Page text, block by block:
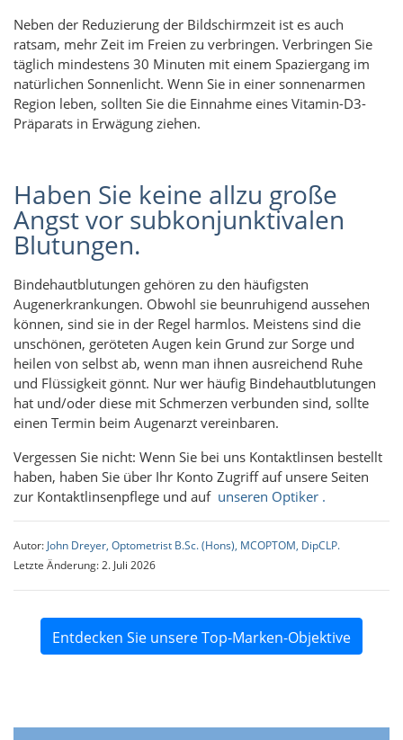
Neben der Reduzierung der Bildschirmzeit ist es auch
ratsam, mehr Zeit im Freien zu verbringen. Verbringen Sie
täglich mindestens 30 Minuten mit einem Spaziergang im
natürlichen Sonnenlicht. Wenn Sie in einer sonnenarmen
Region leben, sollten Sie die Einnahme eines Vitamin-D3-
Präparats in Erwägung ziehen.
Haben Sie keine allzu große
Angst vor subkonjunktivalen
Blutungen.
Bindehautblutungen gehören zu den häufigsten
Augenerkrankungen. Obwohl sie beunruhigend aussehen
können, sind sie in der Regel harmlos. Meistens sind die
unschönen, geröteten Augen kein Grund zur Sorge und
heilen von selbst ab, wenn man ihnen ausreichend Ruhe
und Flüssigkeit gönnt. Nur wer häufig Bindehautblutungen
hat und/oder diese mit Schmerzen verbunden sind, sollte
einen Termin beim Augenarzt vereinbaren.
Vergessen Sie nicht: Wenn Sie bei uns Kontaktlinsen bestellt
haben, haben Sie über Ihr Konto Zugriff auf unsere Seiten
zur Kontaktlinsenpflege und auf unseren Optiker .
Autor: John Dreyer, Optometrist B.Sc. (Hons), MCOPTOM, DipCLP.
Letzte Änderung: 2. Juli 2026
Entdecken Sie unsere Top-Marken-Objektive